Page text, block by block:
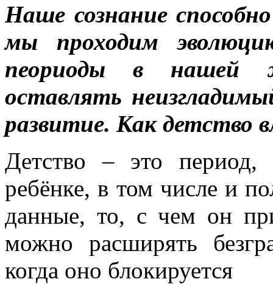
Наше сознание
мы проходим
пеориоды в нашей
оставлять
развитие. Как детство
Детство – это период,
ребёнке, в том числе и
данные, то, с чем он
можно расширять
когда оно блокируется